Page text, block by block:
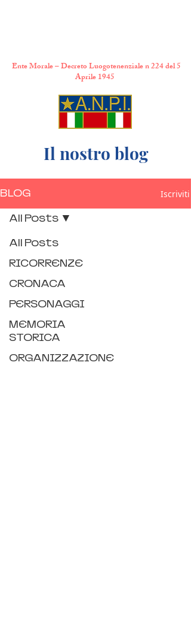
Ente Morale – Decreto Luogotenenziale n 224 del 5
Aprile 1945
Il nostro blog
BLOG Iscriviti
All Posts
RICORRENZE
CRONACA
PERSONAGGI
MEMORIA
STORICA
ORGANIZZAZIONE
All Posts